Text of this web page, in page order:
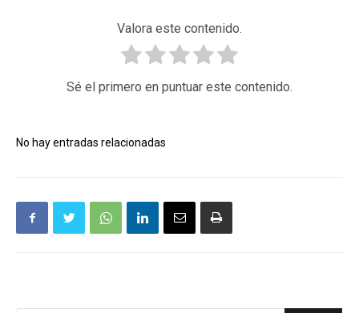
Valora este contenido.
Sé el primero en puntuar este contenido.
No hay entradas relacionadas